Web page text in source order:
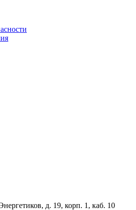
д. 19, корп. 1, каб. 10